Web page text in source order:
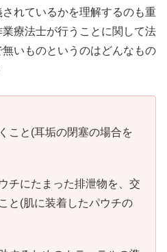
れているかを理解するのも重
療法士が行うことに関して法
いものというのはどんなもの
こと(耳垢の閉塞の場合を
チにたまった排泄物を、交
と(肌に装着したパウチの